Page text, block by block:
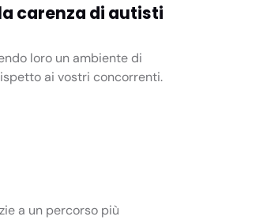
carenza di autisti
loro un ambiente di
ai vostri concorrenti.
a un percorso più